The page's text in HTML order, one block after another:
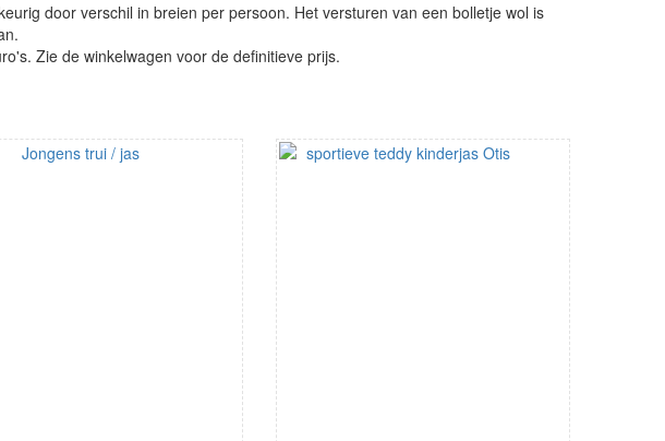
door verschil in breien per persoon. Het versturen van een bolletje wol is
Zie de winkelwagen voor de definitieve prijs.